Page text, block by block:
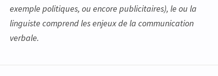
exemple politiques, ou encore publicitaires), le ou la
linguiste comprend les enjeux de la communication
verbale.